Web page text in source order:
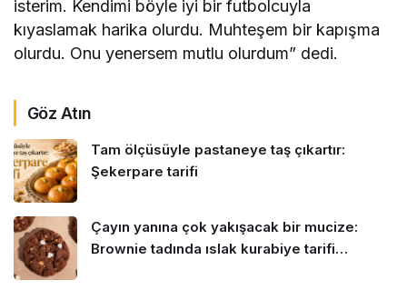
isterim. Kendimi böyle iyi bir futbolcuyla
kıyaslamak harika olurdu. Muhteşem bir kapışma
olurdu. Onu yenersem mutlu olurdum” dedi.
Göz Atın
Tam ölçüsüyle pastaneye taş çıkartır:
Şekerpare tarifi
Çayın yanına çok yakışacak bir mucize:
Brownie tadında ıslak kurabiye tarifi…